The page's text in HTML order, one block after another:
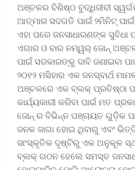
ଅଞ୍ଚଳର ବିଶିଷ୍ଠ ବୁଦ୍ଧିଜୀବୀ
ଆତ୍ମାର ସଦଗତି ପାଇଁ ୨ମିନିଟ୍ ପାଇଁ
ଏହା ପରେ ଜନସାଧାରଣଙ୍କ ସୁବିଧା
ଏଗାର ଓ ବାର ନମ୍ୱର୍ ଜୋନ୍
ପାଇଁ ସରକାରଙ୍କୁ ଦାବି ଜଣାଇବା
୨୦୧୨ ମସିହାର ଏକ ଜନସ୍ବାର୍ଥ
ଅଞ୍ଚଳରେ ଏକ ବ୍ଲକ୍ ପ୍ରତିଷ୍ଠା
କାର୍ଯ୍ୟକାରୀ କରିବା ପାଇଁ ମତ
ଜୋନ୍ ର ବିଭିନ୍ନ ପଞ୍ଚାୟତ ଗୁଡ଼ିକ
ଜନକ ଜାଗା ହୋଇ ଥିବାରୁ ଏବଂ
ସାଂସ୍କୃତିକ ଦୃଷ୍ଟିରୁ ଏକ ଅନୁକୂଳ
ବ୍ଲକ୍ ଗଠନ ହେଲେ ସମସ୍ତ